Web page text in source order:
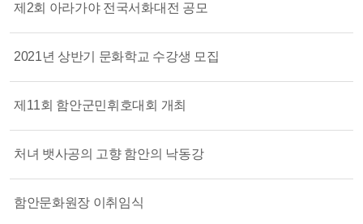
제2회 아라가야 전국서화대전 공모
2021년 상반기 문화학교 수강생 모집
제11회 함안군민휘호대회 개최
처녀 뱃사공의 고향 함안의 낙동강
함안문화원장 이취임식